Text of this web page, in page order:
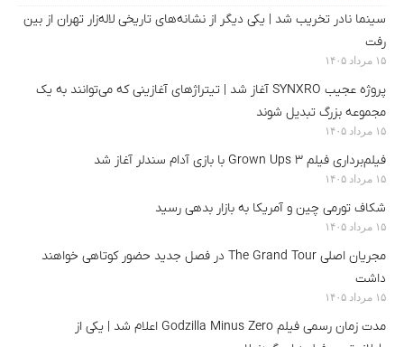
سینما نادر تخریب شد | یکی دیگر از نشانه‌های تاریخی لاله‌زار تهران از بین
رفت
۱۵ مرداد ۱۴۰۵
پروژه عجیب SYNXRO آغاز شد | تیتراژهای آغازینی که می‌توانند به یک
مجموعه بزرگ تبدیل شوند
۱۵ مرداد ۱۴۰۵
فیلم‌برداری فیلم Grown Ups 3 با بازی آدام سندلر آغاز شد
۱۵ مرداد ۱۴۰۵
شکاف تورمی چین و آمریکا به بازار بدهی رسید
۱۵ مرداد ۱۴۰۵
مجریان اصلی The Grand Tour در فصل جدید حضور کوتاهی خواهند
داشت
۱۵ مرداد ۱۴۰۵
مدت‌ زمان رسمی فیلم Godzilla Minus Zero اعلام شد |‌ یکی از